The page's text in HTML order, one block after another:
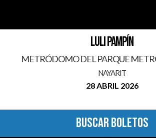
LULI PAMPÍN
METRÓDOMO DEL PARQUE
NAYARIT
28 ABRIL 2026
BUSCAR BOLETOS